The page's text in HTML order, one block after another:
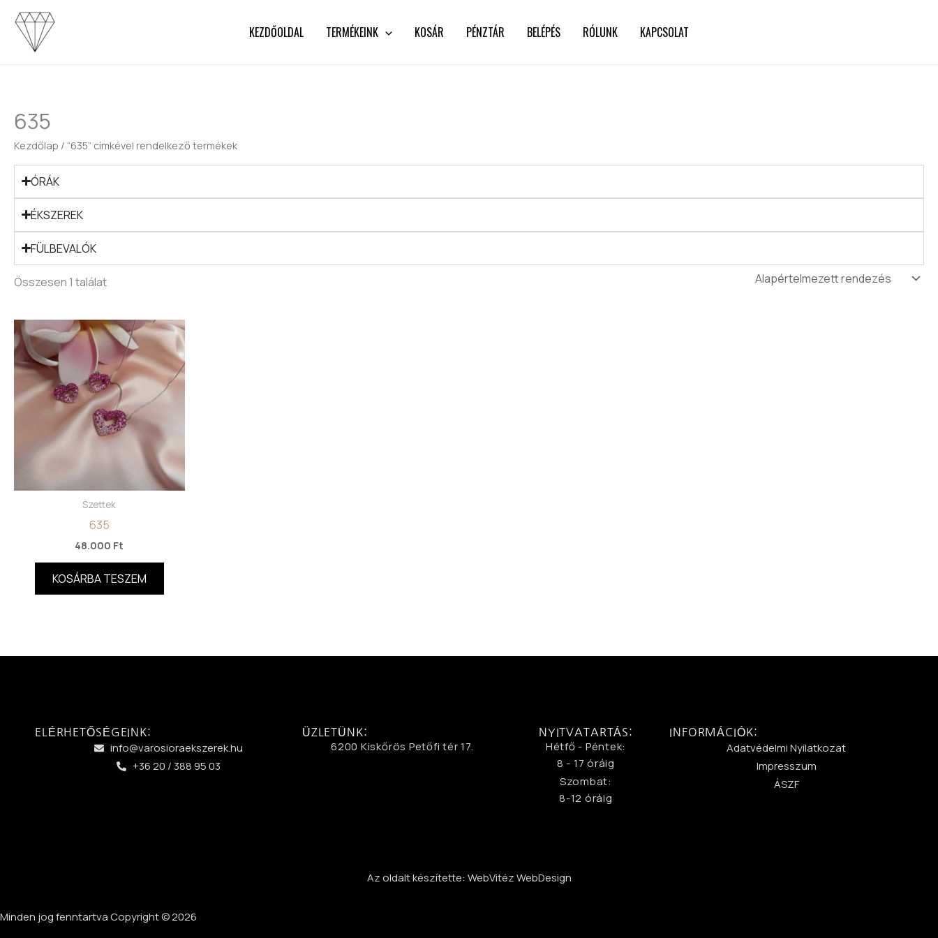
Skip
content
KEZDŐOLDAL TERMÉKEINK KOSÁR PÉNZTÁR BELÉPÉS RÓLUNK KAPCSOLAT
635
Kezdőlap / “635” címkével rendelkező termékek
ÓRÁK
ÉKSZEREK
FÜLBEVALÓK
Összesen 1 találat
Szettek
635
48.000 Ft
KOSÁRBA TESZEM
ELÉRHETŐSÉGEINK:
info@varosioraekszerek.hu
+36 20 / 388 95 03
ÜZLETÜNK:
6200 Kiskőrös Petőfi tér 17.
NYITVATARTÁS:
Hétfő - Péntek:
8 - 17 óráig
Szombat:
8-12 óráig
INFORMÁCIÓK:
Adatvédelmi Nyilatkozat
Impresszum
ÁSZF
Az oldalt készítette: WebVitéz WebDesign
Minden jog fenntartva Copyright © 2026